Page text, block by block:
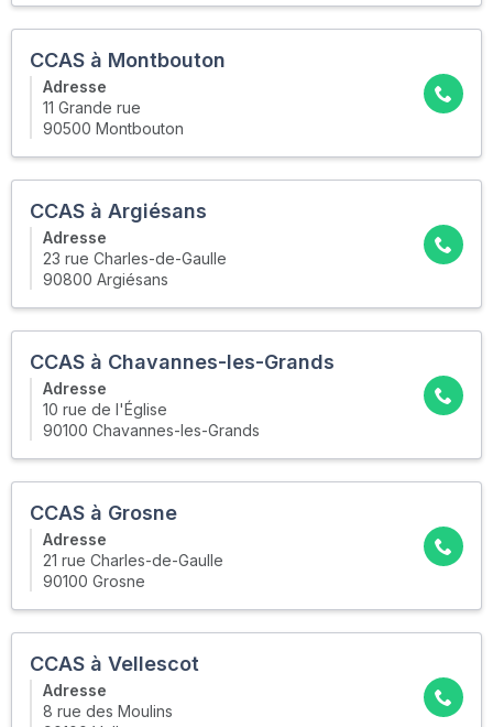
CCAS à Montbouton
Adresse
11 Grande rue
90500 Montbouton
CCAS à Argiésans
Adresse
23 rue Charles-de-Gaulle
90800 Argiésans
CCAS à Chavannes-les-Grands
Adresse
10 rue de l'Église
90100 Chavannes-les-Grands
CCAS à Grosne
Adresse
21 rue Charles-de-Gaulle
90100 Grosne
CCAS à Vellescot
Adresse
8 rue des Moulins